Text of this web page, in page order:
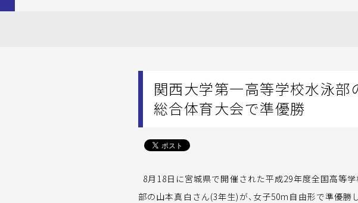
関西大学第一高等学校水泳部
総合体育大会で準優勝
8月18日に宮城県で開催された平成29年度全国高等
部の山本真白さん(3年生)が、女子50m自由形で準優勝